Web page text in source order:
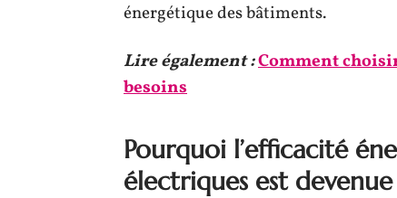
énergétique des bâtiments.
Lire également :Comment
besoins
Pourquoi l’efficacité
électriques est